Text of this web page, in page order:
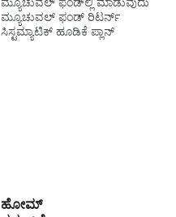
ಮ್ಯೂಚುವಲ್‌ ಫಂಡ್‌ ರಿಟರ್ನ್‌
ಸಿಸ್ಟಮ್ಯಾಟಿಕ್ ಹೂಡಿಕೆ ಪ್ಲಾನ್
ಹೋಮ್